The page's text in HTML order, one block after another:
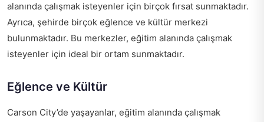
alanında çalışmak isteyenler için birçok fırsat sunmaktadır.
Ayrıca, şehirde birçok eğlence ve kültür merkezi
bulunmaktadır. Bu merkezler, eğitim alanında çalışmak
isteyenler için ideal bir ortam sunmaktadır.
Eğlence ve Kültür
Carson City’de yaşayanlar, eğitim alanında çalışmak